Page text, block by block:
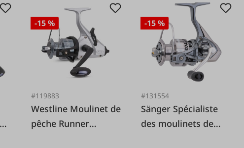
-15 %
#119883
Westline Moulinet de
pêche Runner
-15 %
#131554
Sänger Spécialiste
des moulinets de